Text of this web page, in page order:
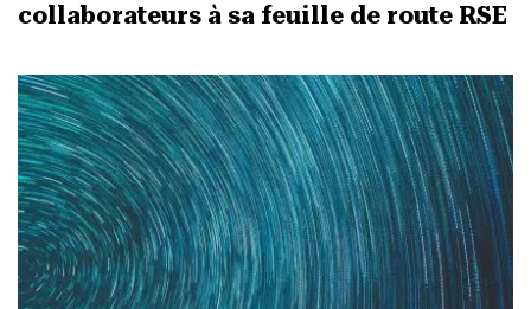
collaborateurs à sa feuille de route RSE